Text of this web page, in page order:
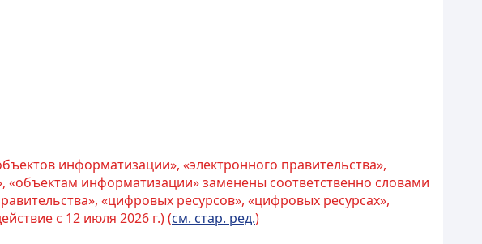
информатизации», «электронного правительства»,
информатизации» заменены соответственно словами
«цифровых ресурсов», «цифровых ресурсах»,
с 12 июля 2026 г.) (см. стар. ред.)